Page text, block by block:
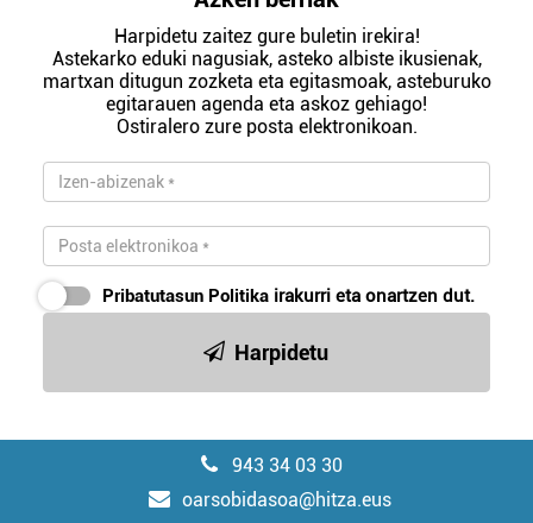
Harpidetu zaitez gure buletin irekira!
Astekarko eduki nagusiak, asteko albiste ikusienak,
martxan ditugun zozketa eta egitasmoak, asteburuko
egitarauen agenda eta askoz gehiago!
Ostiralero zure posta elektronikoan.
Pribatutasun Politika irakurri eta onartzen dut.
Harpidetu
943 34 03 30
oarsobidasoa@hitza.eus